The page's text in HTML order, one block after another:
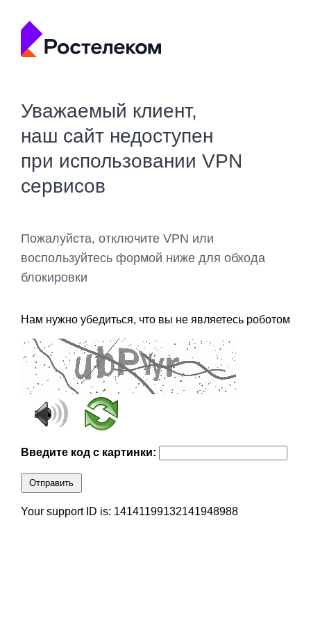
Уважаемый клиент,
наш сайт недоступен
при использовании VPN
сервисов
Пожалуйста, отключите VPN или
воспользуйтесь формой ниже для обхода
блокировки
Нам нужно убедиться, что вы не являетесь роботом
Введите код с картинки:
Отправить
Your support ID is: 14141199132141948988